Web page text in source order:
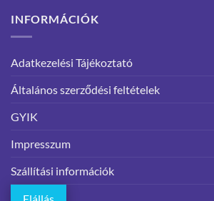
INFORMÁCIÓK
Adatkezelési Tájékoztató
Általános szerződési feltételek
GYIK
Impresszum
Szállítási információk